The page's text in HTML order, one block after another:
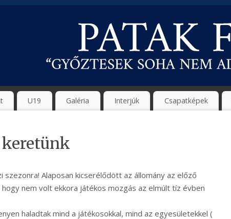
U19 Galéria Interjúk Csapatképek
keretünk
Alaposan kicserélődött az állomány az előző
nem volt ekkora játékos mozgás az elmúlt tíz évben
haladtak mind a játékosokkal, mind az egyesületekkel (